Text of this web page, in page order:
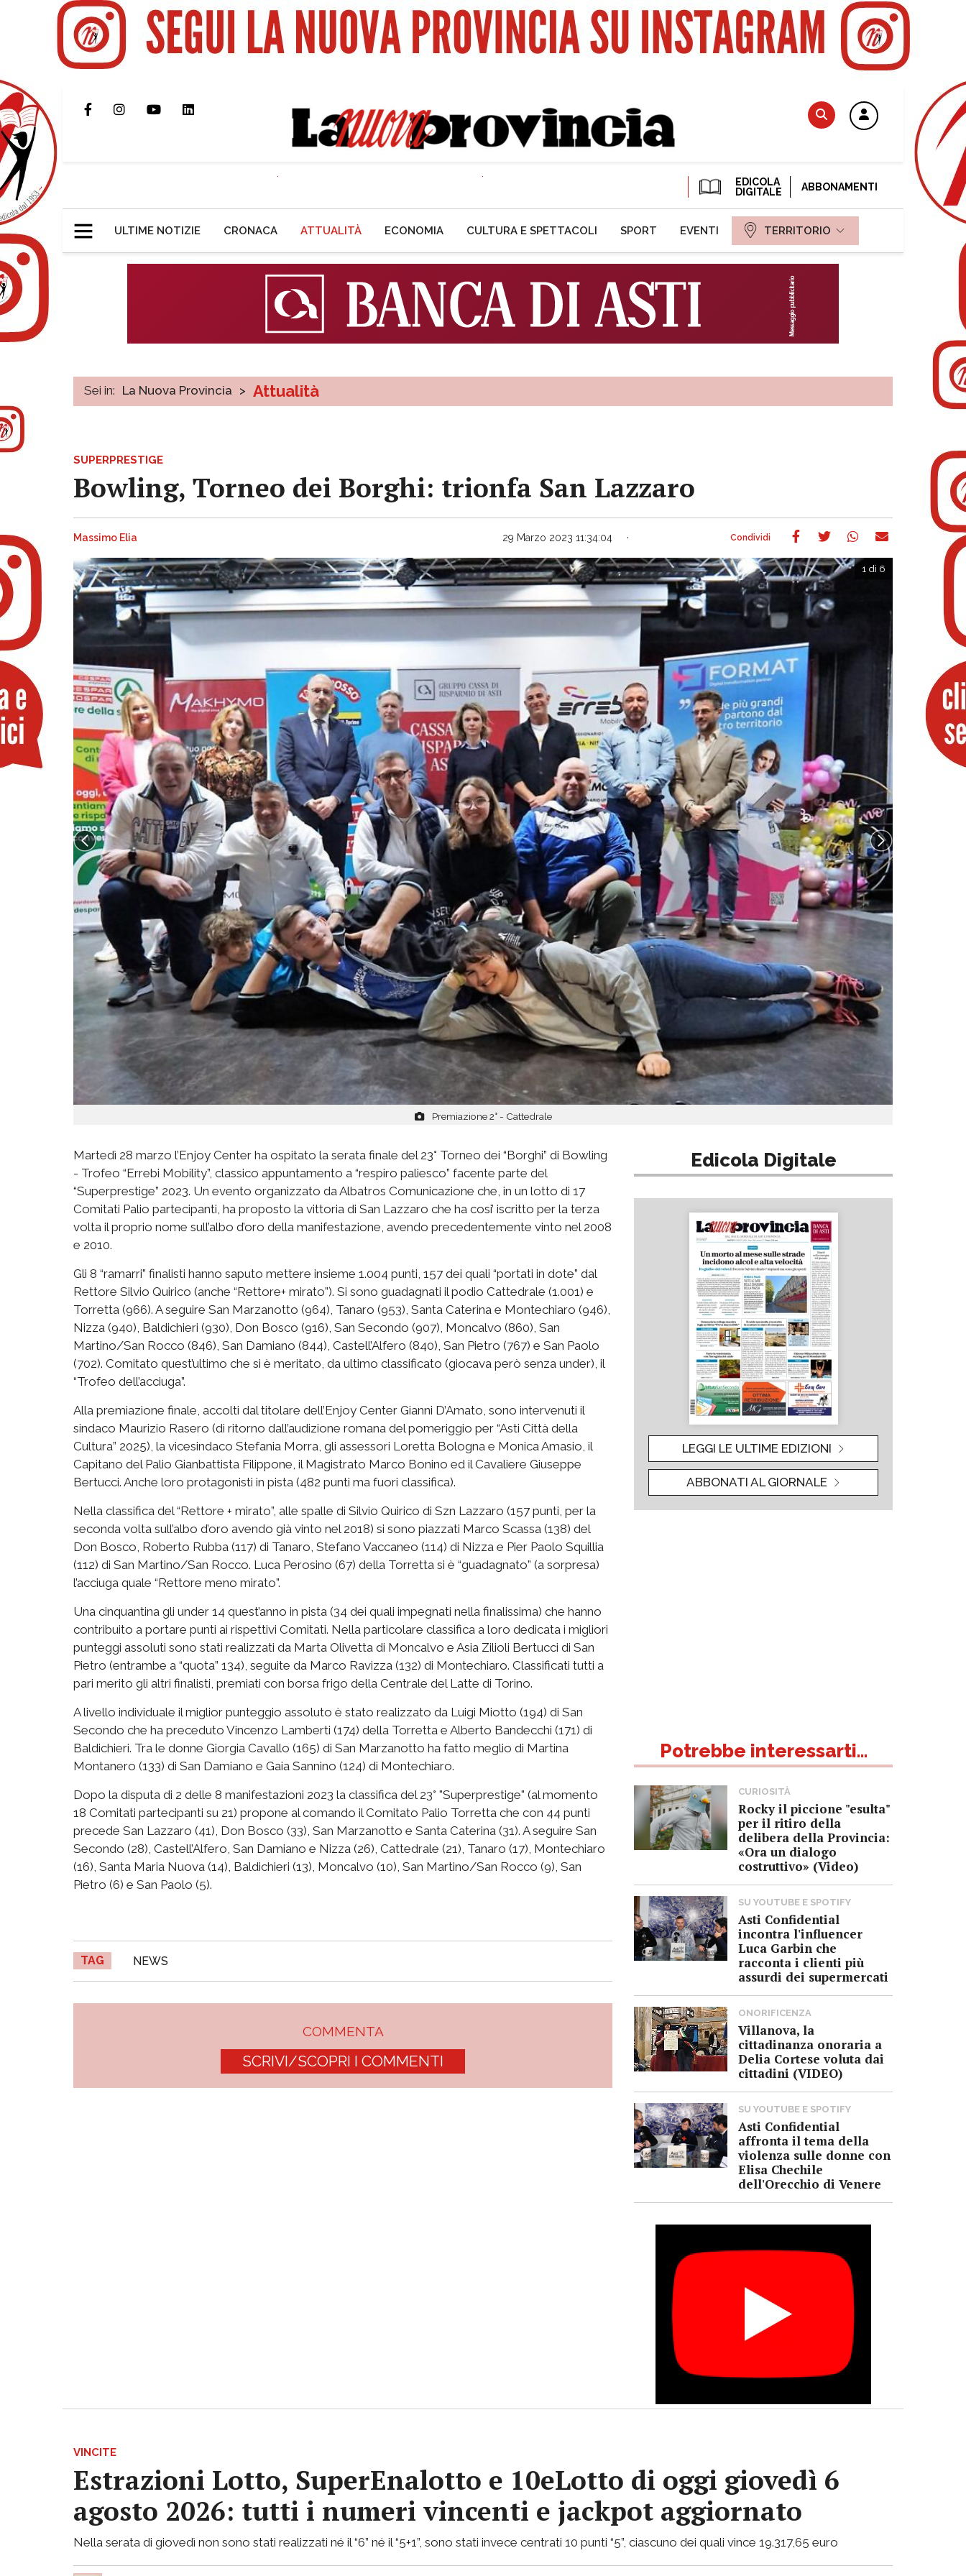
EDICOLA
DIGITALE
ABBONAMENTI
ULTIME NOTIZIE CRONACA ATTUALITÀ ECONOMIA CULTURA E SPETTACOLI SPORT EVENTI TERRITORIO
Sei in: La Nuova Provincia > Attualità
SUPERPRESTIGE
Bowling, Torneo dei Borghi: trionfa San Lazzaro
Massimo Elia 29 Marzo 2023 11:34:04
Premiazione 2° - Cattedrale
1 di 6
Martedì 28 marzo l’Enjoy Center ha ospitato la serata finale del 23° Torneo dei “Borghi” di Bowling
- Trofeo “Errebi Mobility”, classico appuntamento a “respiro paliesco” facente parte del
“Superprestige” 2023. Un evento organizzato da Albatros Comunicazione che, in un lotto di 17
Comitati Palio partecipanti, ha proposto la vittoria di San Lazzaro che ha cosi’ iscritto per la terza
volta il proprio nome sull’albo d’oro della manifestazione, avendo precedentemente vinto nel 2008
e 2010.
Gli 8 “ramarri” finalisti hanno saputo mettere insieme 1.004 punti, 157 dei quali “portati in dote” dal
Rettore Silvio Quirico (anche “Rettore+ mirato”). Si sono guadagnati il podio Cattedrale (1.001) e
Torretta (966). A seguire San Marzanotto (964), Tanaro (953), Santa Caterina e Montechiaro (946),
Nizza (940), Baldichieri (930), Don Bosco (916), San Secondo (907), Moncalvo (860), San
Martino/San Rocco (846), San Damiano (844), Castell’Alfero (840), San Pietro (767) e San Paolo
(702). Comitato quest’ultimo che si è meritato, da ultimo classificato (giocava però senza under), il
“Trofeo dell’acciuga”.
Alla premiazione finale, accolti dal titolare dell’Enjoy Center Gianni D’Amato, sono intervenuti il
sindaco Maurizio Rasero (di ritorno dall’audizione romana del pomeriggio per “Asti Città della
Cultura” 2025), la vicesindaco Stefania Morra, gli assessori Loretta Bologna e Monica Amasio, il
Capitano del Palio Gianbattista Filippone, il Magistrato Marco Bonino ed il Cavaliere Giuseppe
Bertucci. Anche loro protagonisti in pista (482 punti ma fuori classifica).
Nella classifica del “Rettore + mirato”, alle spalle di Silvio Quirico di Szn Lazzaro (157 punti, per la
seconda volta sull’albo d’oro avendo già vinto nel 2018) si sono piazzati Marco Scassa (138) del
Don Bosco, Roberto Rubba (117) di Tanaro, Stefano Vaccaneo (114) di Nizza e Pier Paolo Squillia
(112) di San Martino/San Rocco. Luca Perosino (67) della Torretta si è “guadagnato” (a sorpresa)
l’acciuga quale “Rettore meno mirato”.
Una cinquantina gli under 14 quest’anno in pista (34 dei quali impegnati nella finalissima) che hanno
contribuito a portare punti ai rispettivi Comitati. Nella particolare classifica a loro dedicata i migliori
punteggi assoluti sono stati realizzati da Marta Olivetta di Moncalvo e Asia Zilioli Bertucci di San
Pietro (entrambe a “quota” 134), seguite da Marco Ravizza (132) di Montechiaro. Classificati tutti a
pari merito gli altri finalisti, premiati con borsa frigo della Centrale del Latte di Torino.
A livello individuale il miglior punteggio assoluto è stato realizzato da Luigi Miotto (194) di San
Secondo che ha preceduto Vincenzo Lamberti (174) della Torretta e Alberto Bandecchi (171) di
Baldichieri. Tra le donne Giorgia Cavallo (165) di San Marzanotto ha fatto meglio di Martina
Montanero (133) di San Damiano e Gaia Sannino (124) di Montechiaro.
Dopo la disputa di 2 delle 8 manifestazioni 2023 la classifica del 23° "Superprestige" (al momento
18 Comitati partecipanti su 21) propone al comando il Comitato Palio Torretta che con 44 punti
precede San Lazzaro (41), Don Bosco (33), San Marzanotto e Santa Caterina (31). A seguire San
Secondo (28), Castell’Alfero, San Damiano e Nizza (26), Cattedrale (21), Tanaro (17), Montechiaro
(16), Santa Maria Nuova (14), Baldichieri (13), Moncalvo (10), San Martino/San Rocco (9), San
Pietro (6) e San Paolo (5).
TAG NEWS
COMMENTA
SCRIVI/SCOPRI I COMMENTI
Edicola Digitale
LEGGI LE ULTIME EDIZIONI
ABBONATI AL GIORNALE
Potrebbe interessarti...
CURIOSITÀ
Rocky il piccione "esulta"
per il ritiro della
delibera della Provincia:
«Ora un dialogo
costruttivo» (Video)
SU YOUTUBE E SPOTIFY
Asti Confidential
incontra l'influencer
Luca Garbin che
racconta i clienti più
assurdi dei supermercati
ONORIFICENZA
Villanova, la
cittadinanza onoraria a
Delia Cortese voluta dai
cittadini (VIDEO)
SU YOUTUBE E SPOTIFY
Asti Confidential
affronta il tema della
violenza sulle donne con
Elisa Chechile
dell'Orecchio di Venere
VINCITE
Estrazioni Lotto, SuperEnalotto e 10eLotto di oggi giovedì 6
agosto 2026: tutti i numeri vincenti e jackpot aggiornato
Nella serata di giovedì non sono stati realizzati né il “6” né il “5+1”, sono stati invece centrati 10 punti “5”, ciascuno dei quali vince 19.317,65 euro